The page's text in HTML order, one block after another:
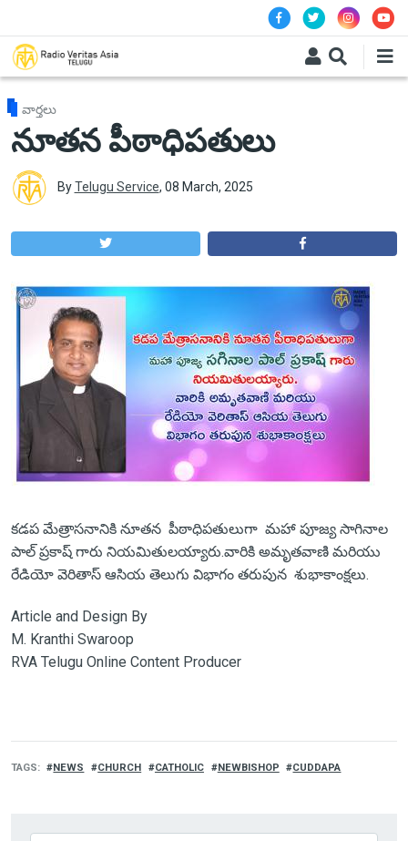
వార్తలు
నూతన పీఠాధిపతులు
ByTelugu Service, 08 March, 2025
కడప మేత్రాసనానికి నూతన పీఠాధిపతులుగా మహా పూజ్య సాగినాల
పాల్ ప్రకాష్ గారు నియమితులయ్యారు.వారికి అమృతవాణి మరియు
రేడియో వెరితాస్ ఆసియ తెలుగు విభాగం తరుపున శుభాకాంక్షలు.
Article and Design By
M. Kranthi Swaroop
RVA Telugu Online Content Producer
TAGS NEWS CHURCH CATHOLIC NEWBISHOP CUDDAPA